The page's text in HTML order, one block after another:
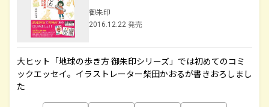
御朱印
2016.12.22 発売
大ヒット「地球の歩き方 御朱印シリーズ」では初めてのコミ
ックエッセイ。イラストレーター柴田かおるが書きおろしまし
た